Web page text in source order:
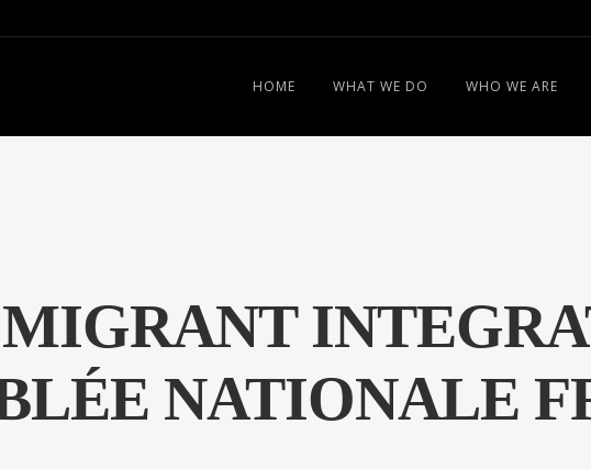
HOME WHAT WE DO WHO WE ARE
NATIONALE